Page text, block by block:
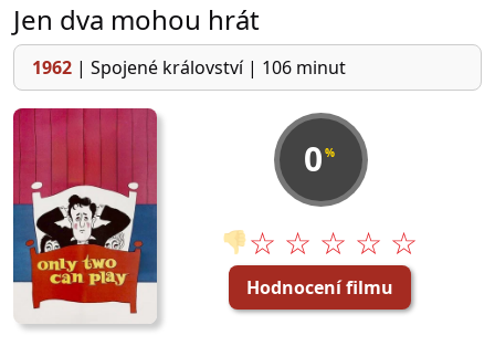
Jen dva mohou hrát
1962 | Spojené království| 106 minut
0 %
👎☆ ☆ ☆ ☆ ☆
Hodnocení filmu